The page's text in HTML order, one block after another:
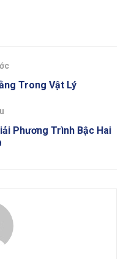
Trong Vật Lý
Phương Trình Bậc Hai